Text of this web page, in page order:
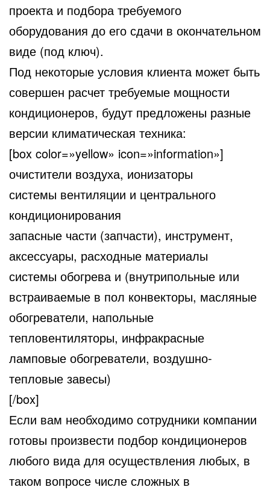
проекта и подбора требуемого
оборудования до его сдачи в окончательном
виде (под ключ).
Под некоторые условия клиента может быть
совершен расчет требуемые мощности
кондиционеров, будут предложены разные
версии климатическая техника:
[box color=»yellow» icon=»information»]
очистители воздуха, ионизаторы
системы вентиляции и центрального
кондиционирования
запасные части (запчасти), инструмент,
аксессуары, расходные материалы
системы обогрева и (внутрипольные или
встраиваемые в пол конвекторы, масляные
обогреватели, напольные
тепловентиляторы, инфракрасные
ламповые обогреватели, воздушно-
тепловые завесы)
[/box]
Если вам необходимо сотрудники компании
готовы произвести подбор кондиционеров
любого вида для осуществления любых, в
таком вопросе числе сложных в